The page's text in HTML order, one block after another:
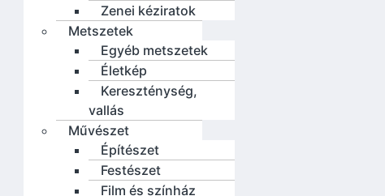
Zenei kéziratok
Metszetek
Egyéb metszetek
Életkép
Kereszténység,
vallás
Művészet
Építészet
Festészet
Film és színház